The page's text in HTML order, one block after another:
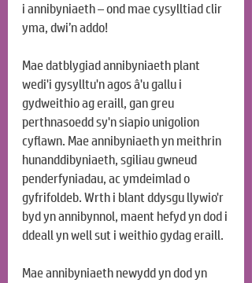
i annibyniaeth – ond mae cysylltiad clir
yma, dwi’n addo!
Mae datblygiad annibyniaeth plant
wedi'i gysylltu'n agos â'u gallu i
gydweithio ag eraill, gan greu
perthnasoedd sy'n siapio unigolion
cyflawn. Mae annibyniaeth yn meithrin
hunanddibyniaeth, sgiliau gwneud
penderfyniadau, ac ymdeimlad o
gyfrifoldeb. Wrth i blant ddysgu llywio'r
byd yn annibynnol, maent hefyd yn dod i
ddeall yn well sut i weithio gydag eraill.
Mae annibyniaeth newydd yn dod yn